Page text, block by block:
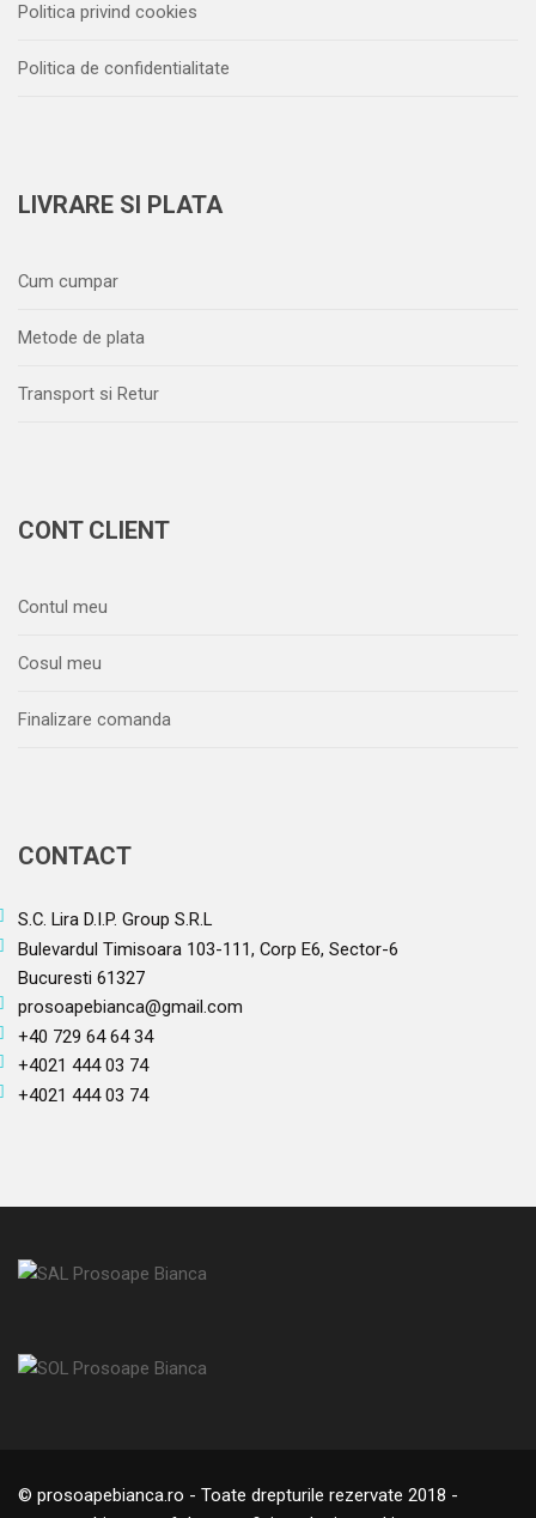
Politica privind cookies
Politica de confidentialitate
LIVRARE SI PLATA
Cum cumpar
Metode de plata
Transport si Retur
CONT CLIENT
Contul meu
Cosul meu
Finalizare comanda
CONTACT
S.C. Lira D.I.P. Group S.R.L
Bulevardul Timisoara 103-111, Corp E6, Sector-6
Bucuresti 61327
prosoapebianca@gmail.com
+40 729 64 64 34
+4021 444 03 74
+4021 444 03 74
© prosoapebianca.ro - Toate drepturile rezervate 2018 -